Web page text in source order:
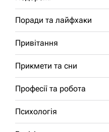
Поради та лайфхаки
Привітання
Прикмети та сни
Професії та робота
Психологія